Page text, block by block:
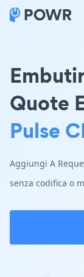
Quote
Pulse
Aggiungi A
senza codifica o